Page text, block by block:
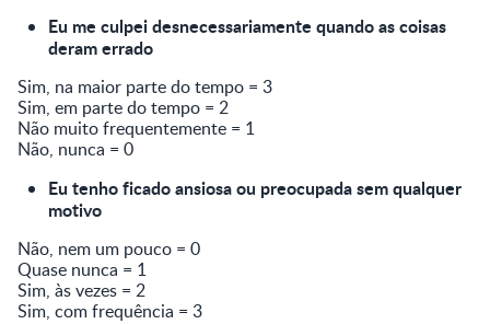
Eu me culpei desnecessariamente quando as coisas
deram errado
Sim, na maior parte do tempo = 3
Sim, em parte do tempo = 2
Não muito frequentemente = 1
Não, nunca = 0
Eu tenho ficado ansiosa ou preocupada sem qualquer
motivo
Não, nem um pouco = 0
Quase nunca = 1
Sim, às vezes = 2
Sim, com frequência = 3